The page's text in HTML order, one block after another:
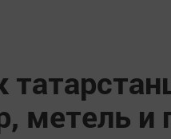
метель и